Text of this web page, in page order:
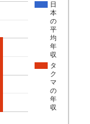
日
本
の
平
均
年
収
タ
ク
マ
の
年
収